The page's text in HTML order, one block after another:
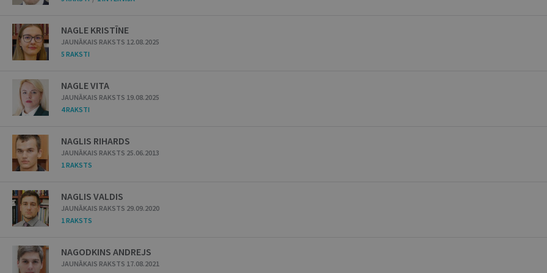
NAGLE KRISTĪNE
JAUNĀKAIS RAKSTS 12.08.2025
5 RAKSTI
NAGLE VITA
JAUNĀKAIS RAKSTS 19.08.2025
4 RAKSTI
NAGLIS RIHARDS
JAUNĀKAIS RAKSTS 25.06.2013
1 RAKSTS
NAGLIS VALDIS
JAUNĀKAIS RAKSTS 29.09.2020
1 RAKSTS
NAGODKINS ANDREJS
JAUNĀKAIS RAKSTS 17.08.2021